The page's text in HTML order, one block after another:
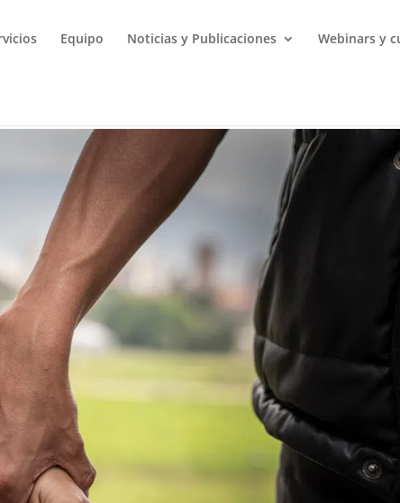
Equipo Noticias y Publicaciones Webinars y